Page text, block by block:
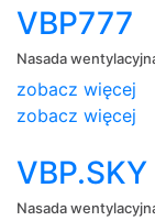
VBP777
Nasada
zobacz więcej
zobacz więcej
VBP.SKY
Nasada